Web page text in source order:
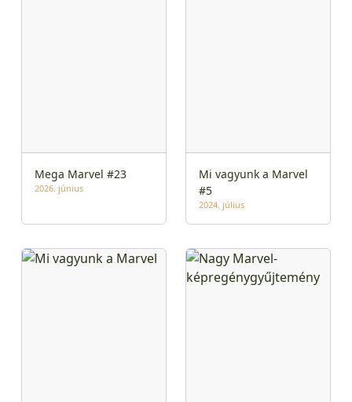
Mega Marvel #23
2026. június
Mi vagyunk a Marvel
#5
2024. július